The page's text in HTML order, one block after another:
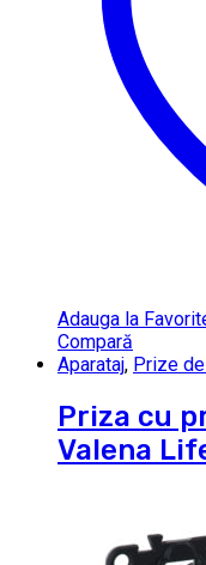
Adauga la
Compară
Aparataj, Prize
Priza cu
Valena